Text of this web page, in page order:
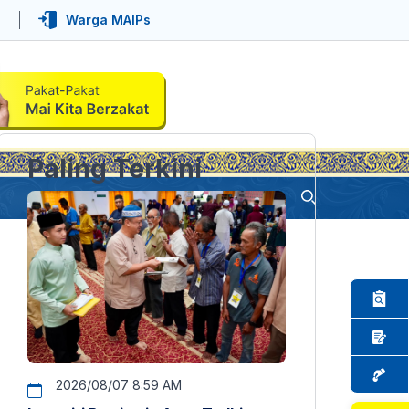
Warga MAIPs
Paling Terkini
2026/08/07 8:59 AM